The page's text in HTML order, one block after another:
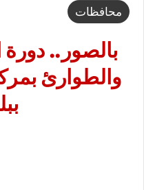
محافظات
بالصور.. دورة
والطوارئ